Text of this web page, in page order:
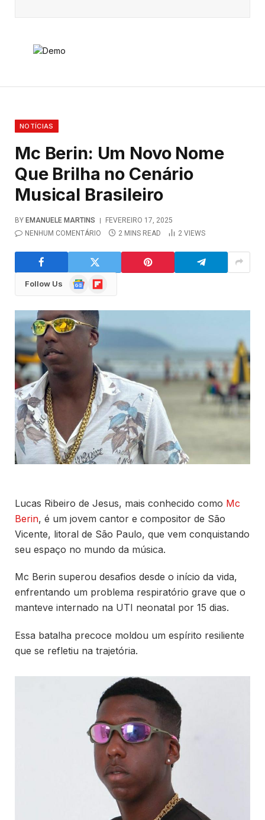
NOTÍCIAS
Mc Berin: Um Novo Nome
Que Brilha no Cenário
Musical Brasileiro
BY EMANUELE MARTINS
FEVEREIRO 17, 2025
NENHUM COMENTÁRIO
2 MINS READ 2 VIEWS
Follow Us
GoogleFlipboard
Lucas Ribeiro de Jesus, mais conhecido como Mc
Berin, é um jovem cantor e compositor de São
Vicente, litoral de São Paulo, que vem conquistando
seu espaço no mundo da música.
Mc Berin superou desafios desde o início da vida,
enfrentando um problema respiratório grave que o
manteve internado na UTI neonatal por 15 dias.
Essa batalha precoce moldou um espírito resiliente
que se refletiu na trajetória.